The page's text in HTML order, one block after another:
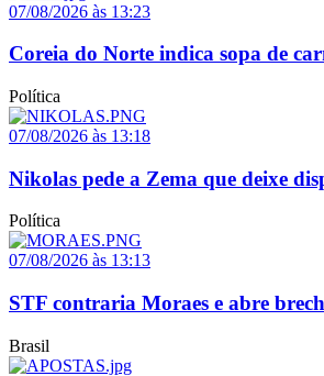
07/08/2026 às 13:23
Coreia do Norte indica sopa de
Política
07/08/2026 às 13:18
Nikolas pede a Zema que deixe
Política
07/08/2026 às 13:13
STF contraria Moraes e abre
Brasil